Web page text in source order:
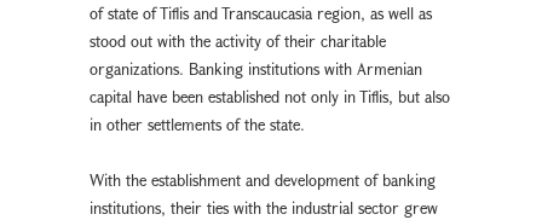
of state of Tiflis and Transcaucasia region, as well as
stood out with the activity of their charitable
organizations. Banking institutions with Armenian
capital have been established not only in Tiflis, but also
in other settlements of the state.
With the establishment and development of banking
institutions, their ties with the industrial sector grew